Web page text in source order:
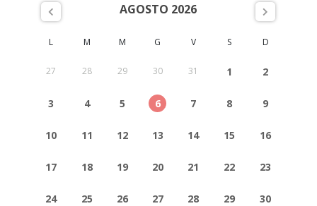
AGOSTO 2026
L M M G V S D
27 28 29 30 31 1 2
3 4 5 6 7 8 9
10 11 12 13 14 15 16
17 18 19 20 21 22 23
24 25 26 27 28 29 30